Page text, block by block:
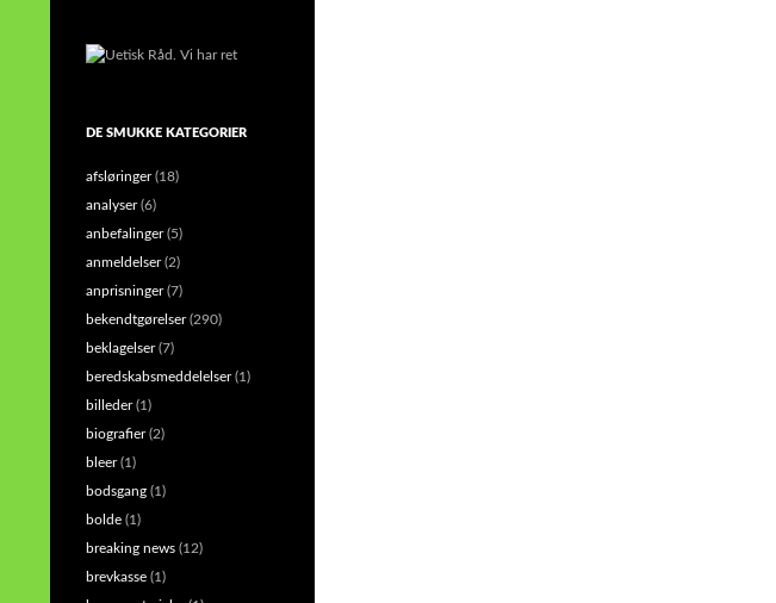
DE SMUKKE KATEGORIER
afsløringer(18)
analyser(6)
anbefalinger(5)
anmeldelser(2)
anprisninger(7)
bekendtgørelser(290)
beklagelser(7)
beredskabsmeddelelser(1)
billeder(1)
biografier(2)
bleer(1)
bodsgang (1)
bolde (1)
breaking news (12)
brevkasse (1)